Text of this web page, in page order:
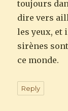
toujours
dire vers
les yeux, et
sirènes
ce monde.
Reply